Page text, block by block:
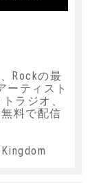
Rockの最
ーティスト
ラジオ、
料で配信